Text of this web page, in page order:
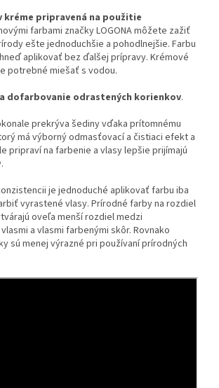
kréme pripravená na použitie
farbami značky LOGONA môžete zažiť
ešte jednoduchšie a pohodlnejšie. Farbu
aplikovať bez ďalšej prípravy. Krémové
potrebné miešať s vodou.
dofarbovanie odrastených korienkov.
prekrýva šediny vďaka prítomnému
má výborný odmasťovací a čistiaci efekt a
pripraví na farbenie a vlasy lepšie prijímajú
je jednoduché aplikovať farbu iba
vyrastené vlasy. Prírodné farby na rozdiel
oveľa menší rozdiel medzi
a vlasmi farbenými skôr. Rovnako
sú menej výrazné pri používaní prírodných